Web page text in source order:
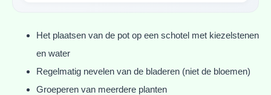
Het plaatsen van de pot op een schotel met kiezelstenen
en water
Regelmatig nevelen van de bladeren (niet de bloemen)
Groeperen van meerdere planten